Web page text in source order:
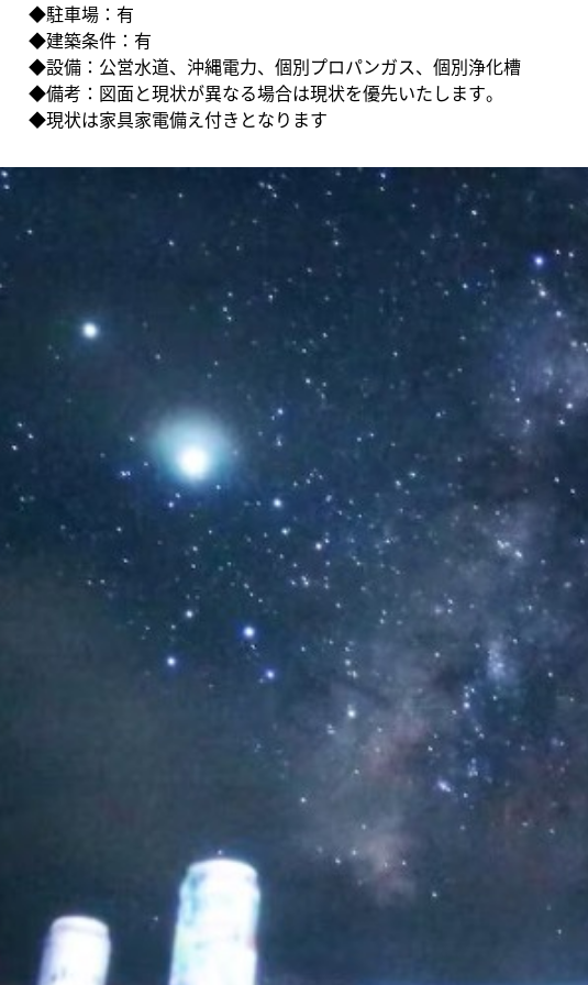
◆駐車場：有
◆建築条件：有
◆設備：公営水道、沖縄電力、個別プロパンガス、個別浄化槽
◆備考：図面と現状が異なる場合は現状を優先いたします。
◆現状は家具家電備え付きとなります